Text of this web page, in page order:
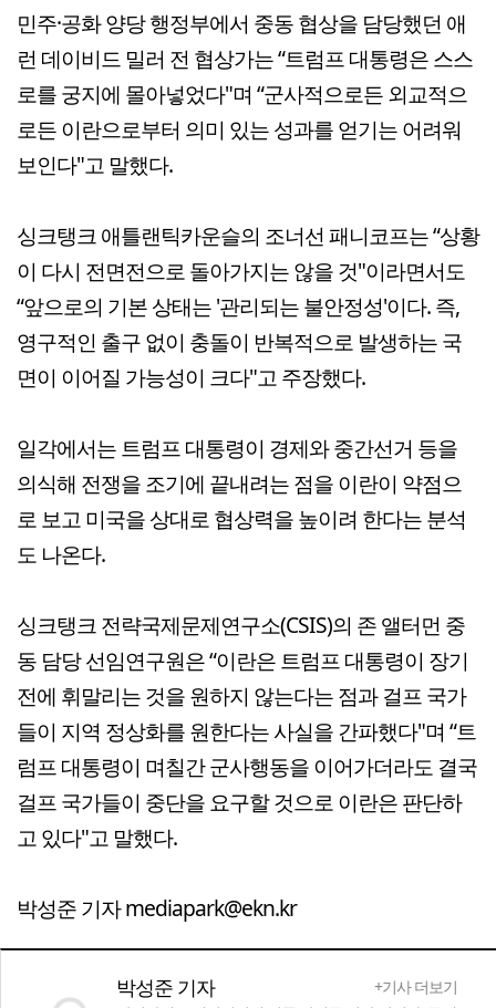
민주·공화 양당 행정부에서 중동 협상을 담당했던 애
런 데이비드 밀러 전 협상가는 “트럼프 대통령은 스스
로를 궁지에 몰아넣었다"며 “군사적으로든 외교적으
로든 이란으로부터 의미 있는 성과를 얻기는 어려워
보인다"고 말했다.
싱크탱크 애틀랜틱카운슬의 조너선 패니코프는 “상황
이 다시 전면전으로 돌아가지는 않을 것"이라면서도
“앞으로의 기본 상태는 '관리되는 불안정성'이다. 즉,
영구적인 출구 없이 충돌이 반복적으로 발생하는 국
면이 이어질 가능성이 크다"고 주장했다.
일각에서는 트럼프 대통령이 경제와 중간선거 등을
의식해 전쟁을 조기에 끝내려는 점을 이란이 약점으
로 보고 미국을 상대로 협상력을 높이려 한다는 분석
도 나온다.
싱크탱크 전략국제문제연구소(CSIS)의 존 앨터먼 중
동 담당 선임연구원은 “이란은 트럼프 대통령이 장기
전에 휘말리는 것을 원하지 않는다는 점과 걸프 국가
들이 지역 정상화를 원한다는 사실을 간파했다"며 “트
럼프 대통령이 며칠간 군사행동을 이어가더라도 결국
걸프 국가들이 중단을 요구할 것으로 이란은 판단하
고 있다"고 말했다.
박성준 기자 mediapark@ekn.kr
박성준 기자
+기사 더보기